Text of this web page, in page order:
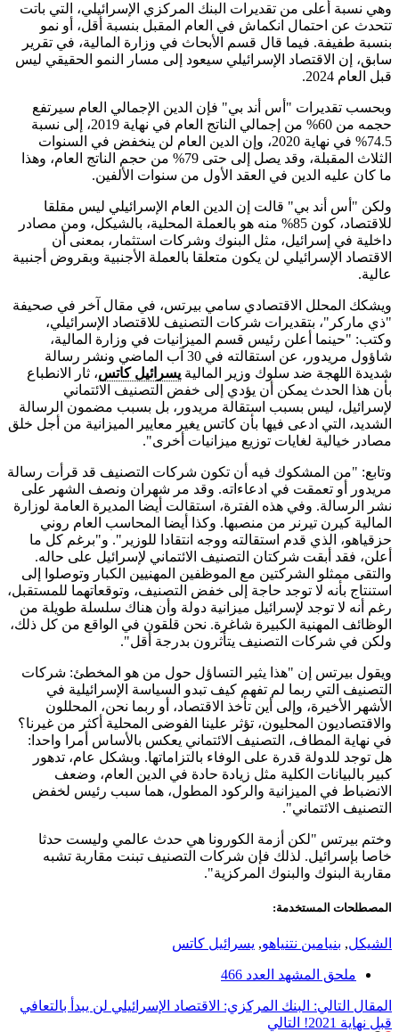
وهي نسبة أعلى من تقديرات البنك المركزي الإسرائيلي، التي باتت
تتحدث عن احتمال انكماش في العام المقبل بنسبة أقل، أو نمو
بنسبة طفيفة. فيما قال قسم الأبحاث في وزارة المالية، في تقرير
سابق، إن الاقتصاد الإسرائيلي سيعود إلى مسار النمو الحقيقي ليس
قبل العام 2024.
وبحسب تقديرات "أس أند بي" فإن الدين الإجمالي العام سيرتفع
حجمه من 60% من إجمالي الناتج العام في نهاية 2019، إلى نسبة
74.5% في نهاية 2020، وإن الدين العام لن ينخفض في السنوات
الثلاث المقبلة، وقد يصل إلى حتى 79% من حجم الناتج العام، وهذا
ما كان عليه الدين في العقد الأول من سنوات الألفين.
ولكن "أس أند بي" قالت إن الدين العام الإسرائيلي ليس مقلقا
للاقتصاد، كون 85% منه هو بالعملة المحلية، بالشيكل، ومن مصادر
داخلية في إسرائيل، مثل البنوك وشركات استثمار، بمعنى أن
الاقتصاد الإسرائيلي لن يكون متعلقا بالعملة الأجنبية وبقروض أجنبية
عالية.
ويشكك المحلل الاقتصادي سامي بيرتس، في مقال آخر في صحيفة
"ذي ماركر"، بتقديرات شركات التصنيف للاقتصاد الإسرائيلي،
وكتب: "حينما أعلن رئيس قسم الميزانيات في وزارة المالية،
شاؤول مريدور، عن استقالته في 30 آب الماضي ونشر رسالة
شديدة اللهجة ضد سلوك وزير المالية يسرائيل كاتس، ثار الانطباع
بأن هذا الحدث يمكن أن يؤدي إلى خفض التصنيف الائتماني
لإسرائيل، ليس بسبب استقالة مريدور، بل بسبب مضمون الرسالة
الشديد، التي ادعى فيها بأن كاتس يغير معايير الميزانية من أجل خلق
مصادر خيالية لغايات توزيع ميزانيات أخرى".
وتابع: "من المشكوك فيه أن تكون شركات التصنيف قد قرأت رسالة
مريدور أو تعمقت في ادعاءاته. وقد مر شهران ونصف الشهر على
نشر الرسالة. وفي هذه الفترة، استقالت أيضا المديرة العامة لوزارة
المالية كيرن تيرنر من منصبها. وكذا أيضا المحاسب العام روني
حزقياهو، الذي قدم استقالته ووجه انتقادا للوزير". و"برغم كل ما
أعلن، فقد أبقت شركتان التصنيف الائتماني لإسرائيل على حاله.
والتقى ممثلو الشركتين مع الموظفين المهنيين الكبار وتوصلوا إلى
استنتاج بأنه لا توجد حاجة إلى خفض التصنيف، وتوقعاتهما للمستقبل،
رغم أنه لا توجد لإسرائيل ميزانية دولة وأن هناك سلسلة طويلة من
الوظائف المهنية الكبيرة شاغرة. نحن قلقون في الواقع من كل ذلك،
ولكن في شركات التصنيف يتأثرون بدرجة أقل".
ويقول بيرتس إن "هذا يثير التساؤل حول من هو المخطئ: شركات
التصنيف التي ربما لم تفهم كيف تبدو السياسة الإسرائيلية في
الأشهر الأخيرة، وإلى أين تأخذ الاقتصاد، أو ربما نحن، المحللون
والاقتصاديون المحليون، تؤثر علينا الفوضى المحلية أكثر من غيرنا؟
في نهاية المطاف، التصنيف الائتماني يعكس بالأساس أمرا واحدا:
هل توجد للدولة قدرة على الوفاء بالتزاماتها. وبشكل عام، تدهور
كبير بالبيانات الكلية مثل زيادة حادة في الدين العام، وضعف
الانضباط في الميزانية والركود المطول، هما سبب رئيس لخفض
التصنيف الائتماني".
وختم بيرتس "لكن أزمة الكورونا هي حدث عالمي وليست حدثا
خاصا بإسرائيل. لذلك فإن شركات التصنيف تبنت مقاربة تشبه
مقاربة البنوك والبنوك المركزية".
المصطلحات المستخدمة:
الشيكل, بنيامين نتنياهو, يسرائيل كاتس
ملحق المشهد العدد 466
المقال التالي: البنك المركزي: الاقتصاد الإسرائيلي لن يبدأ بالتعافي
قبل نهاية 2021!
التالي